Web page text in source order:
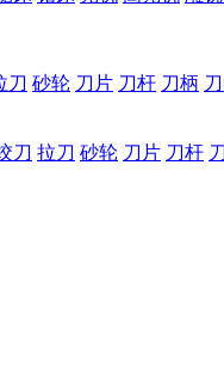
刀 砂轮 刀片 刀杆 刀柄
刀 拉刀 砂轮 刀片 刀杆